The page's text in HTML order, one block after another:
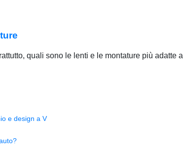
quali sono le lenti e le montature più adatte al
e design a V